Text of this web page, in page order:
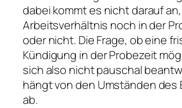
dabei kommt es nicht darauf
Arbeitsverhältnis noch in der
oder nicht. Die Frage, ob eine
Kündigung in der Probezeit
sich also nicht pauschal
hängt von den Umständen des
ab.